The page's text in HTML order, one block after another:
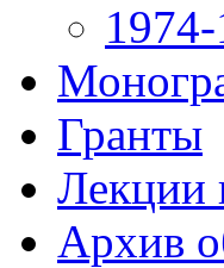
Гранты
Лекции
Архив